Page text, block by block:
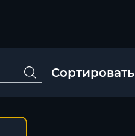
Сортировать